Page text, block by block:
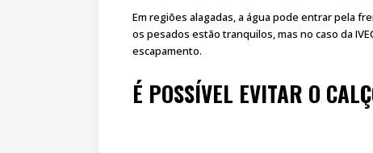
Em regiões alagadas, a água pode entrar pela
os pesados estão tranquilos, mas no caso da
escapamento.
É POSSÍVEL EVITAR O